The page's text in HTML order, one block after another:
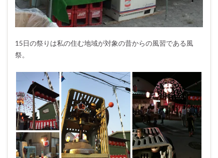
15日の祭りは私の住む地域が対象の昔からの風習である風
祭。